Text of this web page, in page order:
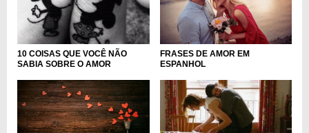
10 COISAS QUE VOCÊ NÃO
SABIA SOBRE O AMOR
FRASES DE AMOR EM
ESPANHOL